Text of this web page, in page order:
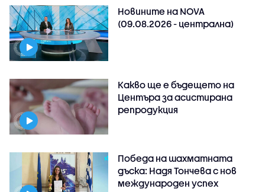
Новините на NOVA
(09.08.2026 - централна)
Какво ще е бъдещето на
Центъра за асистирана
репродукция
Победа на шахматната
дъска: Надя Тончева с нов
международен успех